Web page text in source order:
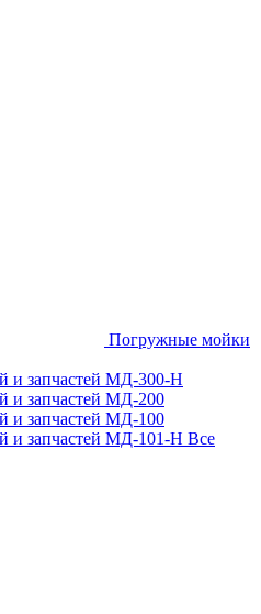
Погружные мойки
и запчастей МД-300-H
и запчастей МД-200
и запчастей МД-100
и запчастей МД-101-Н Все